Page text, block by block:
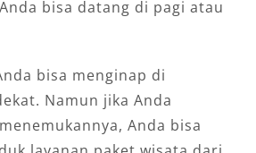
bisa datang di pagi atau
bisa menginap di
Namun jika Anda
Anda bisa